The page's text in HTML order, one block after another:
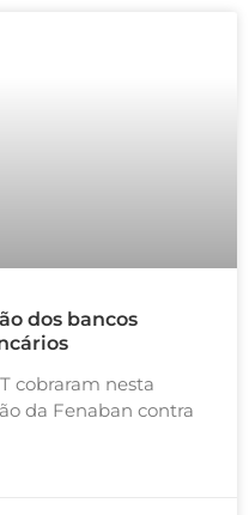
dos bancos
cobraram nesta
da Fenaban contra